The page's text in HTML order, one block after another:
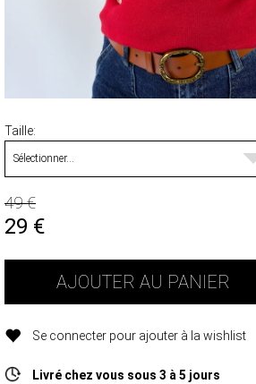
PANTALONS ET JEANS
ROBES ET JUPES
Taille
49 €
29 €
AJOUTER AU PANIER
Se connecter pour ajouter à la wishlist
Livré chez vous sous 3 à 5 jours